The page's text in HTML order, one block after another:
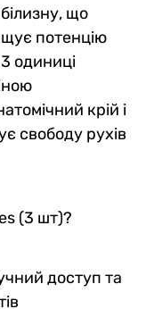
що
потенцію
одиниці
крій і
свободу рухів
(3 шт)?
доступ та